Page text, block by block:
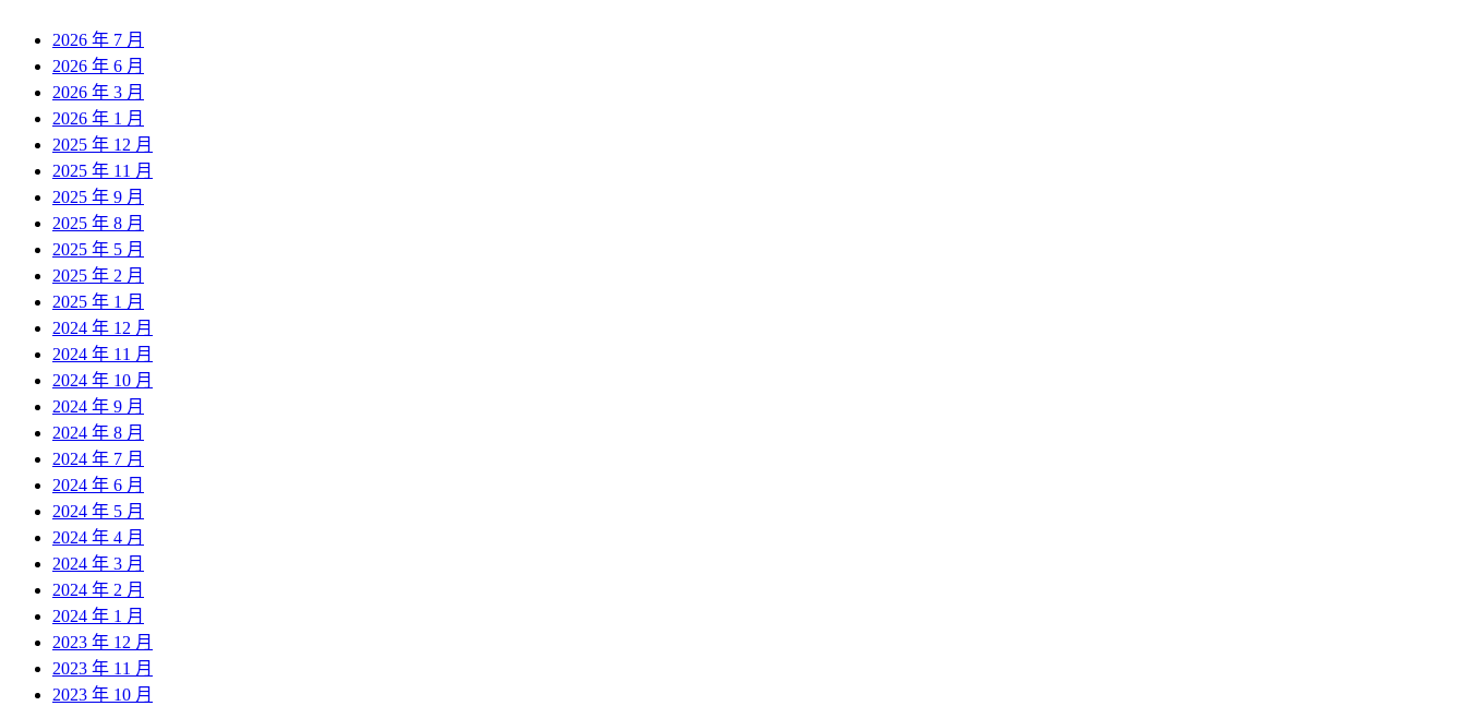
2026 年 7 月
2026 年 6 月
2026 年 3 月
2026 年 1 月
2025 年 12 月
2025 年 11 月
2025 年 9 月
2025 年 8 月
2025 年 5 月
2025 年 2 月
2025 年 1 月
2024 年 12 月
2024 年 11 月
2024 年 10 月
2024 年 9 月
2024 年 8 月
2024 年 7 月
2024 年 6 月
2024 年 5 月
2024 年 4 月
2024 年 3 月
2024 年 2 月
2024 年 1 月
2023 年 12 月
2023 年 11 月
2023 年 10 月